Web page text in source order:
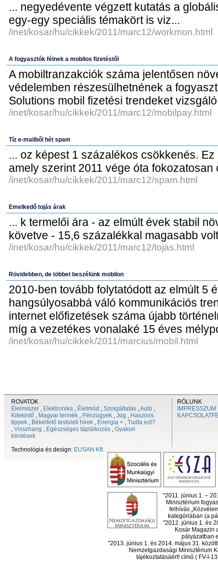
... negyedévente végzett kutatás a
egy-egy speciális témakört is viz...
/inet/kosar/hu/cikkek/2011/marc12/workmon.html
A fogyasztók félnek a mobilos fizetéstől
A mobiltranzakciók száma jelentősen
védelemben részesülhetnének a
Solutions mobil fizetési trendeket
/inet/kosar/hu/cikkek/2011/marc12/mobilpay.html
Tíz e-mailből hét spam
... oz képest 1 százalékos csökkenés.
amely szerint 2011 vége óta fokozatosan
/inet/kosar/hu/cikkek/2011/marc12/spam.html
Emelkedő tojás árak
... k termelői ára - az elmúlt évek stabil
követve - 15,6 százalékkal magasabb
/inet/kosar/hu/cikkek/2011/marc12/tojas.html
Rövidebben, de többet beszélünk mobilon
2010-ben tovább folytatódott az elmúlt 5
hangsúlyosabbá váló kommunikációs
internet előfizetések száma újabb
míg a vezetékes vonalaké 15 éves
/inet/kosar/hu/cikkek/2011/marcius/mobil.html
ROVATOK
Élelmiszer , Elektronika , Életmód , Szolgáltatás ,Autó ,
Kitekintő , Magyar termék , Pénzügyek , Jog , Hasznos
tippek , Békéltető testületi hírek , Energia + , Tudta ezt?
, Visszhang , Egészséges táplálkozás , Gyakori
kérdések
Technológia és design: EUSAN Kft.
RÓLUNK
IMPRESSZUM
"2011. június 1. –
Minisztérium
felhívás
kategóriában (a
"2012. június 1. és
Kosár Magazin
pályázatban
"2013. június 1. és 2014. május 31.
Nemzetgazdasági Minisztérium
tájékoztatásáért! című ( FV-I-